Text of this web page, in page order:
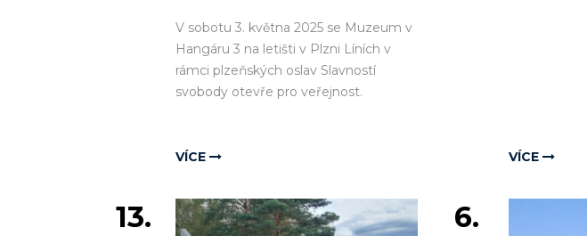
V sobotu 3. května 2025 se Muzeum v
Hangáru 3 na letišti v Plzni Líních v
rámci plzeňských oslav Slavností
svobody otevře pro veřejnost.
VÍCE VÍCE
13. 6.